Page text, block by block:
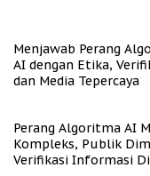
Menjawab Perang
AI dengan Etika,
dan Media Tepercaya
Perang Algoritma AI
Kompleks, Publik
Verifikasi Informasi